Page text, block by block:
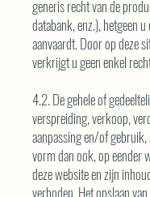
generis recht van de
databank, enz.), hetgeen
aanvaardt. Door op deze
verkrijgt u geen enkel
4.2. De gehele of
verspreiding, verkoop,
aanpassing en/of
vorm dan ook, op eender
deze website en zijn
verboden. Het opslaan